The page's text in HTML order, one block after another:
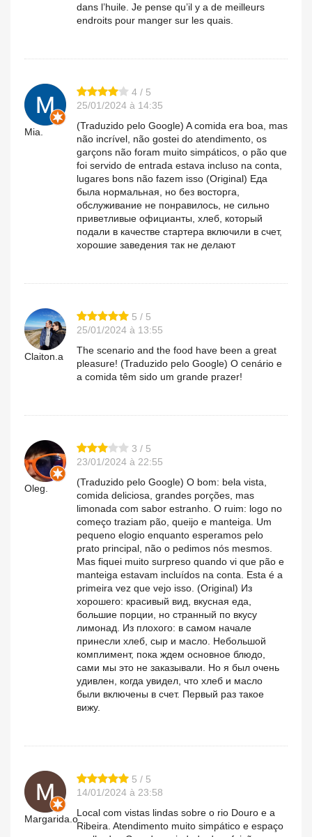
dans l’huile. Je pense qu’il y a de meilleurs
endroits pour manger sur les quais.
Mia.
4 / 5
25/01/2024 à 14:35
(Traduzido pelo Google) A comida era boa, mas
não incrível, não gostei do atendimento, os
garçons não foram muito simpáticos, o pão que
foi servido de entrada estava incluso na conta,
lugares bons não fazem isso (Original) Еда
была нормальная, но без восторга,
обслуживание не понравилось, не сильно
приветливые официанты, хлеб, который
подали в качестве стартера включили в счет,
хорошие заведения так не делают
Claiton.a
5 / 5
25/01/2024 à 13:55
The scenario and the food have been a great
pleasure! (Traduzido pelo Google) O cenário e
a comida têm sido um grande prazer!
Oleg.
3 / 5
23/01/2024 à 22:55
(Traduzido pelo Google) O bom: bela vista,
comida deliciosa, grandes porções, mas
limonada com sabor estranho. O ruim: logo no
começo traziam pão, queijo e manteiga. Um
pequeno elogio enquanto esperamos pelo
prato principal, não o pedimos nós mesmos.
Mas fiquei muito surpreso quando vi que pão e
manteiga estavam incluídos na conta. Esta é a
primeira vez que vejo isso. (Original) Из
хорошего: красивый вид, вкусная еда,
большие порции, но странный по вкусу
лимонад. Из плохого: в самом начале
принесли хлеб, сыр и масло. Небольшой
комплимент, пока ждем основное блюдо,
сами мы это не заказывали. Но я был очень
удивлен, когда увидел, что хлеб и масло
были включены в счет. Первый раз такое
вижу.
Margarida.o
5 / 5
14/01/2024 à 23:58
Local com vistas lindas sobre o rio Douro e a
Ribeira. Atendimento muito simpático e espaço